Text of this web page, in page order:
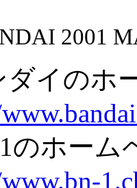
2001
ダイのホ
のホーム